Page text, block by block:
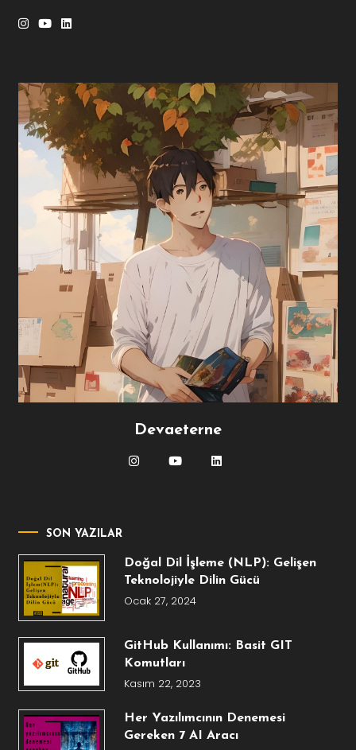
Devaeterne
SON YAZILAR
Doğal Dil İşleme (NLP): Gelişen
Teknolojiyle Dilin Gücü
Ocak 27, 2024
GitHub Kullanımı: Basit GIT
Komutları
Kasım 22, 2023
Her Yazılımcının Denemesi
Gereken 7 AI Aracı